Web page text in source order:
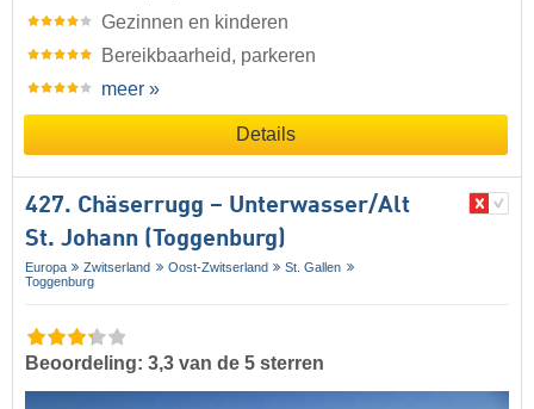
Gezinnen en kinderen
Bereikbaarheid, parkeren
meer »
Details
427. Chäserrugg – Unterwasser/​Alt
St. Johann (Toggenburg)
Europa Zwitserland Oost-Zwitserland
St. Gallen
Toggenburg
Beoordeling: 3,3 van de 5 sterren